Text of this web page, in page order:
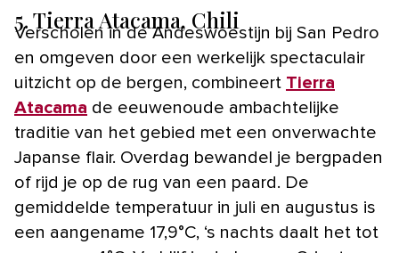
5. Tierra Atacama, Chili
Verscholen in de Andeswoestijn bij San Pedro
en omgeven door een werkelijk spectaculair
uitzicht op de bergen, combineert Tierra
Atacama de eeuwenoude ambachtelijke
traditie van het gebied met een onverwachte
Japanse flair. Overdag bewandel je bergpaden
of rijd je op de rug van een paard. De
gemiddelde temperatuur in juli en augustus is
een aangename 17,9°C, ‘s nachts daalt het tot